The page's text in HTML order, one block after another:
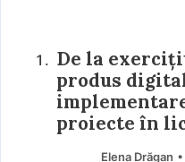
De la
produs
proiecte în
Elena Drăgan